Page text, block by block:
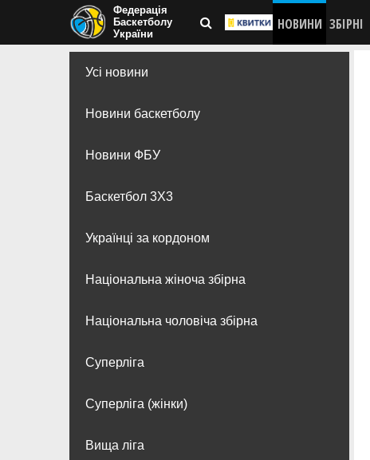
Федерація
Баскетболу
України
НОВИНИ ЗБІРНІ
Усі новини
Новини баскетболу
Новини ФБУ
Баскетбол 3Х3
Українці за кордоном
Національна жіноча збірна
Національна чоловіча збірна
Суперліга
Суперліга (жінки)
Вища лiга